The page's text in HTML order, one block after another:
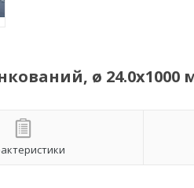
ø 24.0х1000